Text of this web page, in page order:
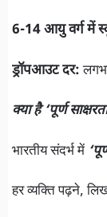
6-14 आयु वर्ग में
ड्रॉपआउट दर:
क्या है ‘पूर्ण
भारतीय संदर्भ में
हर व्यक्ति पढ़ने,